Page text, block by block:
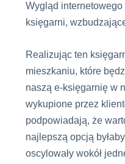
Wygląd
księgarni,
Realizując ten
mieszkaniu, które
naszą e-księgarnię w
wykupione przez
podpowiadają, że
najlepszą opcją
oscylowały wokół